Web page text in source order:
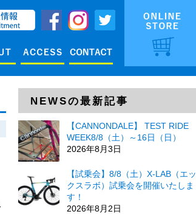
NEWSの最新記事
【CANNONDALE】 TEST RIDE
WEEK8/8（土）～16日（日）
2026年8月3日
【試乗会】8/8（土）X-LAB（エッ
クスラボ）試乗会を開催いたしま
す！
2026年8月2日